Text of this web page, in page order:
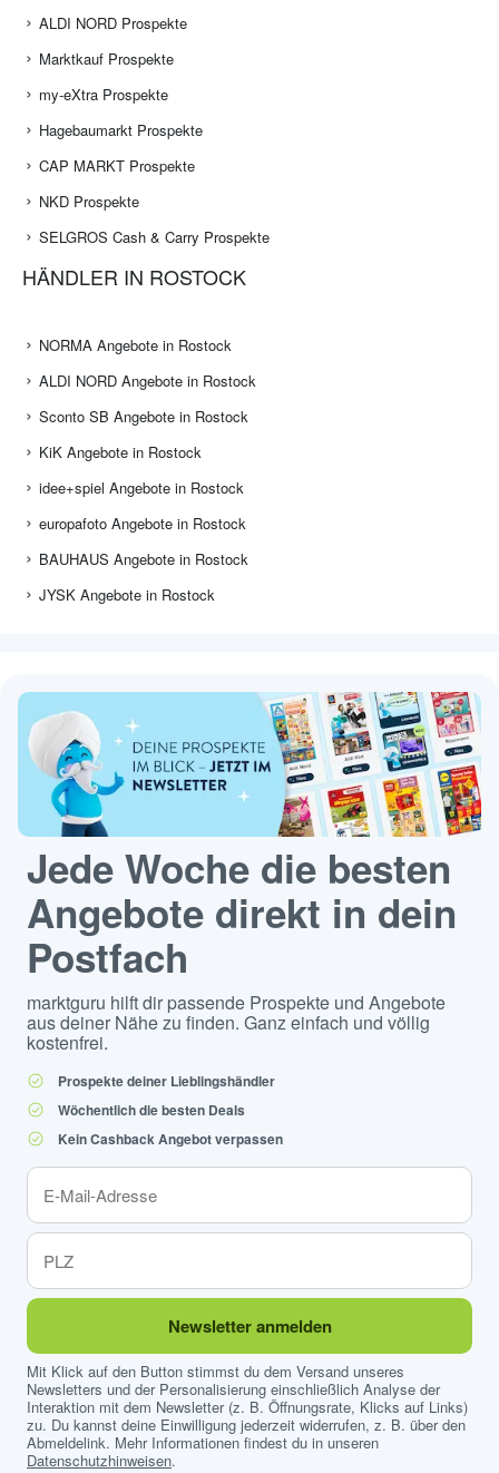
ALDI NORD Prospekte
Marktkauf Prospekte
my-eXtra Prospekte
Hagebaumarkt Prospekte
CAP MARKT Prospekte
NKD Prospekte
SELGROS Cash & Carry Prospekte
HÄNDLER IN ROSTOCK
NORMA Angebote in Rostock
ALDI NORD Angebote in Rostock
Sconto SB Angebote in Rostock
KiK Angebote in Rostock
idee+spiel Angebote in Rostock
europafoto Angebote in Rostock
BAUHAUS Angebote in Rostock
JYSK Angebote in Rostock
Jede Woche die besten
Angebote direkt in dein
Postfach
marktguru hilft dir passende Prospekte und Angebote
aus deiner Nähe zu finden. Ganz einfach und völlig
kostenfrei.
Prospekte deiner Lieblingshändler
Wöchentlich die besten Deals
Kein Cashback Angebot verpassen
Newsletter anmelden
Mit Klick auf den Button stimmst du dem Versand unseres
Newsletters und der Personalisierung einschließlich Analyse der
Interaktion mit dem Newsletter (z. B. Öffnungsrate, Klicks auf Links)
zu. Du kannst deine Einwilligung jederzeit widerrufen, z. B. über den
Abmeldelink. Mehr Informationen findest du in unseren
Datenschutzhinweisen.